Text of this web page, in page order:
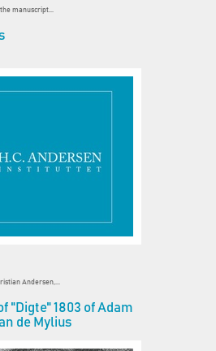
manuscript...
Andersen,...
"Digte" 1803 of Adam
de Mylius